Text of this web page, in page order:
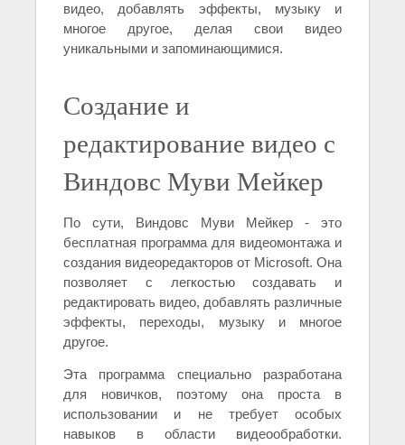
видео, добавлять эффекты, музыку и
многое другое, делая свои видео
уникальными и запоминающимися.
Создание и
редактирование видео с
Виндовс Муви Мейкер
По сути, Виндовс Муви Мейкер - это
бесплатная программа для видеомонтажа и
создания видеоредакторов от Microsoft. Она
позволяет с легкостью создавать и
редактировать видео, добавлять различные
эффекты, переходы, музыку и многое
другое.
Эта программа специально разработана
для новичков, поэтому она проста в
использовании и не требует особых
навыков в области видеообработки.